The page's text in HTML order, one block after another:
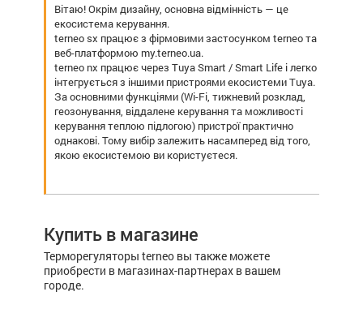
Вітаю! Окрім дизайну, основна відмінність — це
екосистема керування.
terneo sx працює з фірмовими застосунком terneo та
веб-платформою my.terneo.ua.
terneo nx працює через Tuya Smart / Smart Life і легко
інтегрується з іншими пристроями екосистеми Tuya.
За основними функціями (Wi-Fi, тижневий розклад,
геозонування, віддалене керування та можливості
керування теплою підлогою) пристрої практично
однакові. Тому вибір залежить насамперед від того,
якою екосистемою ви користуєтеся.
Купить в магазине
Терморегуляторы terneo вы также можете
приобрести в магазинах-партнерах в вашем
городе.